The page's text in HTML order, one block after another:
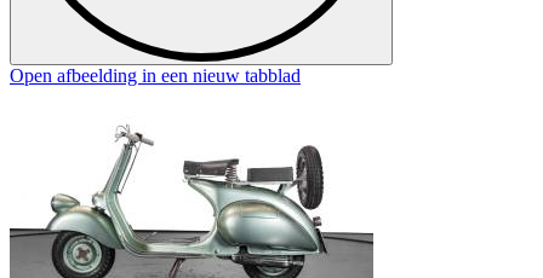
Open afbeelding in een nieuw tabblad